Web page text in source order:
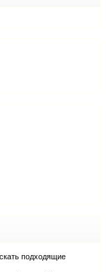
подходящие